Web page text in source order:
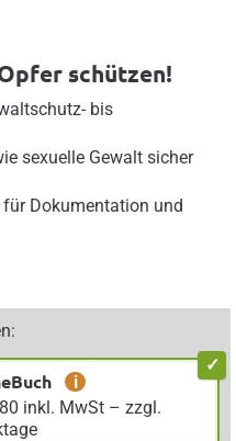
schützen!
bis
sexuelle Gewalt sicher
Dokumentation und
i
inkl. MwSt – zzgl.